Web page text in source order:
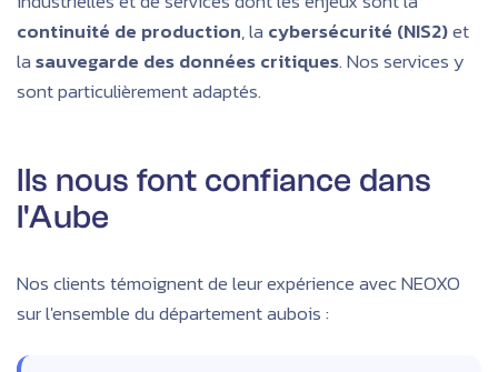
continuité de production, la cybersécurité (NIS2)et
lasauvegarde des données critiques. Nos services y
sont particulièrement adaptés.
Ils nous font confiance dans
l'Aube
Nos clients témoignent de leur expérience avec NEOXO
sur l'ensemble du département aubois :